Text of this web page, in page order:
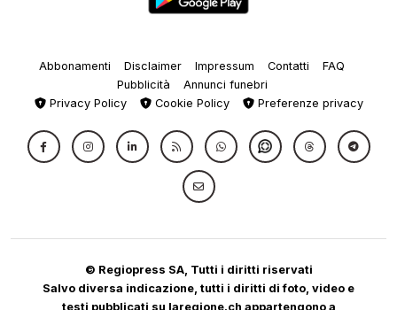
Abbonamenti Disclaimer Impressum Contatti
FAQ
Pubblicità
Annunci funebri
Privacy Policy
Cookie Policy Preferenze privacy
© Regiopress SA, Tutti i diritti riservati
Salvo diversa indicazione, tutti i diritti di foto, video e
testi pubblicati su laregione.ch appartengono a